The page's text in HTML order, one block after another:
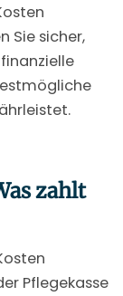
Sie sicher,
zahlt
Pflegekasse